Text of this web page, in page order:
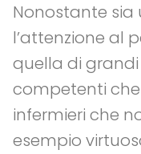
Nonostante sia
l’attenzione al
quella di grandi
competenti
infermieri che
esempio